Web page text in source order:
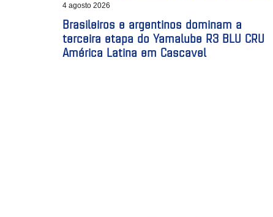
4 agosto 2026
Brasileiros e argentinos dominam a
terceira etapa do Yamalube R3 BLU CRU
América Latina em Cascavel